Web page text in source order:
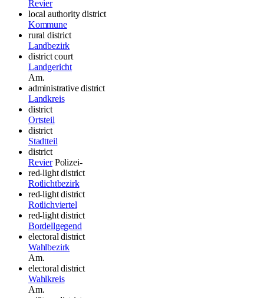
Revier
local authority district
Kommune
rural district
Landbezirk
district court
Landgericht
Am.
administrative district
Landkreis
district
Ortsteil
district
Stadtteil
district
Revier Polizei-
red-light district
Rotlichtbezirk
red-light district
Rotlichviertel
red-light district
Bordellgegend
electoral district
Wahlbezirk
Am.
electoral district
Wahlkreis
Am.